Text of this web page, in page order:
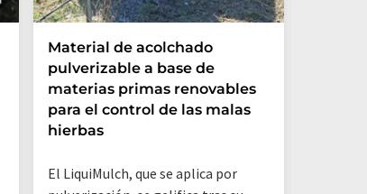
Material de acolchado
pulverizable a base de
materias primas renovables
para el control de las malas
hierbas
El LiquiMulch, que se aplica por